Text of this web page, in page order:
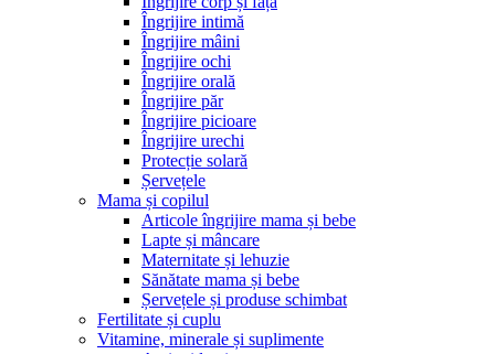
Îngrijire intimă
Îngrijire mâini
Îngrijire ochi
Îngrijire orală
Îngrijire păr
Îngrijire picioare
Îngrijire urechi
Protecție solară
Șervețele
Mama și copilul
Articole îngrijire mama și bebe
Lapte și mâncare
Maternitate și lehuzie
Sănătate mama și bebe
Șervețele și produse schimbat
Fertilitate și cuplu
Vitamine, minerale și suplimente